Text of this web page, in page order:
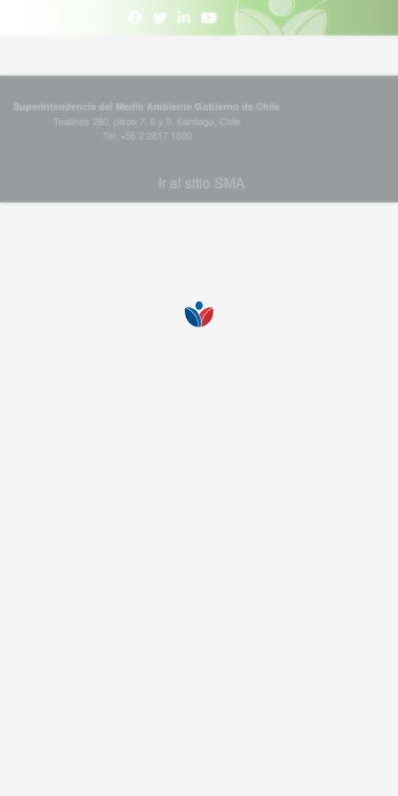
Superintendencia del Medio Ambiente Gobierno de Chile
Teatinos 280, pisos 7, 8 y 9, Santiago, Chile
Tel: +56 2 2617 1800
Ir al sitio SMA